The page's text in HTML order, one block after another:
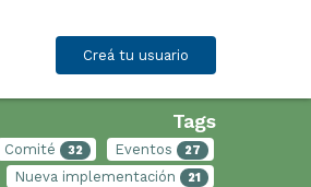
Creá tu usuario
Tags
Comité 32 Eventos 27
Nueva implementación 21